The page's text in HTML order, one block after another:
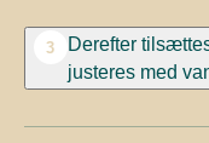
3
Derefter
justeres med